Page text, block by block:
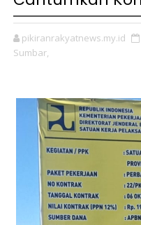
pikiranrakyatnews.my.id
Sumbar,